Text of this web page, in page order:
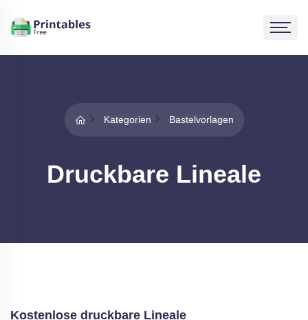
Kategorien Bastelvorlagen
Druckbare Lineale
Kostenlose druckbare Lineale